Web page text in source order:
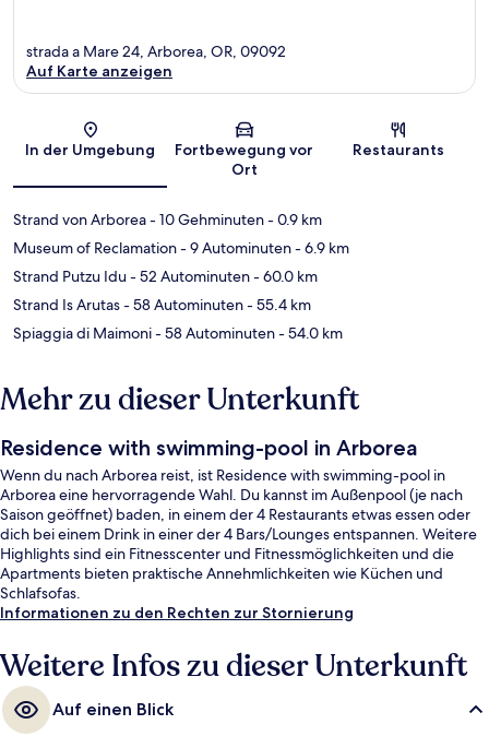
Karte
strada a Mare 24, Arborea, OR, 09092
Auf Karte anzeigen
In der Umgebung
Fortbewegung vor
Ort
Restaurants
Strand von Arborea- 10 Gehminuten- 0.9 km
Museum of Reclamation- 9 Autominuten- 6.9 km
Strand Putzu Idu- 52 Autominuten- 60.0 km
Strand Is Arutas- 58 Autominuten- 55.4 km
Spiaggia di Maimoni- 58 Autominuten- 54.0 km
Mehr zu dieser Unterkunft
Residence with swimming-pool in Arborea
Wenn du nach Arborea reist, ist Residence with swimming-pool in
Arborea eine hervorragende Wahl. Du kannst im Außenpool (je nach
Saison geöffnet) baden, in einem der 4 Restaurants etwas essen oder
dich bei einem Drink in einer der 4 Bars/Lounges entspannen. Weitere
Highlights sind ein Fitnesscenter und Fitnessmöglichkeiten und die
Apartments bieten praktische Annehmlichkeiten wie Küchen und
Schlafsofas.
Informationen zu den Rechten zur Stornierung
Weitere Infos zu dieser Unterkunft
Auf einen Blick